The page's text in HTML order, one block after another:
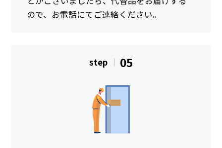
ので、お電話にてご連絡ください。
step 05